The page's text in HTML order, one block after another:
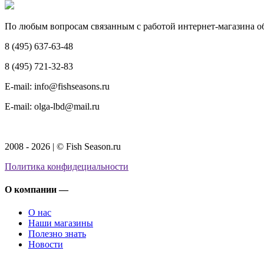
По любым вопросам связанным с работой интернет-магазина
8 (495) 637-63-48
8 (495) 721-32-83
E-mail: info@fishseasons.ru
E-mail: olga-lbd@mail.ru
2008 - 2026 | © Fish Season.ru
Политика конфидециальности
О компании —
О нас
Наши магазины
Полезно знать
Новости